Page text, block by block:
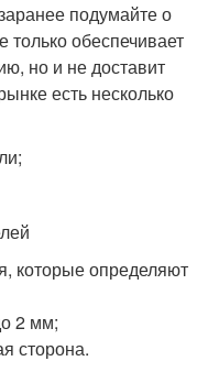
подумайте о
обеспечивает
но и не доставит
есть несколько
которые определяют
2 мм;
сторона.